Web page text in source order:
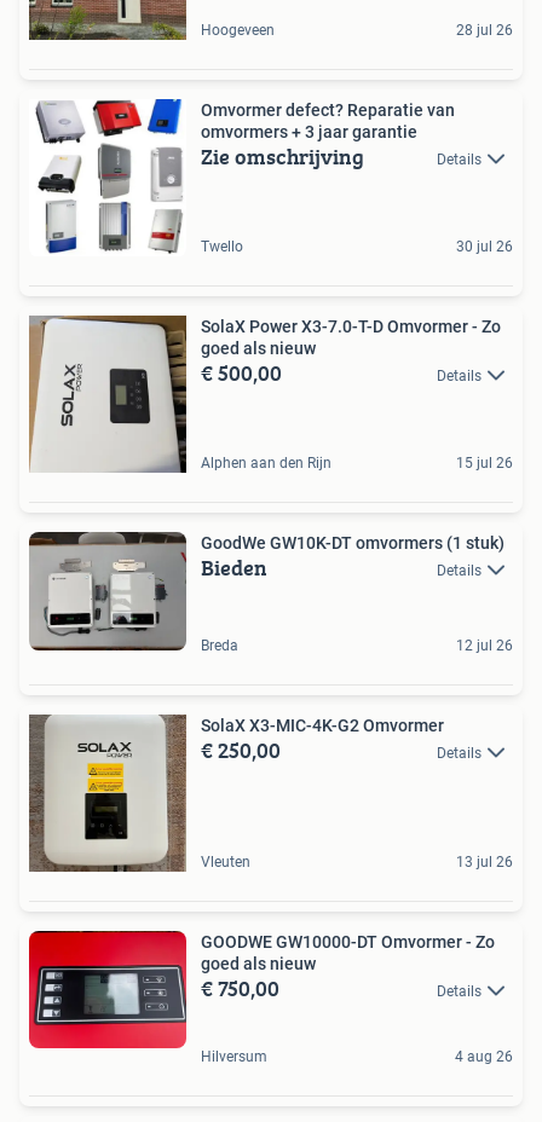
Hoogeveen 28 jul 26
Omvormer defect? Reparatie van
omvormers + 3 jaar garantie
Zie omschrijving Details
Twello 30 jul 26
SolaX Power X3-7.0-T-D Omvormer - Zo
goed als nieuw
€ 500,00 Details
Alphen aan den Rijn 15 jul 26
GoodWe GW10K-DT omvormers (1 stuk)
Bieden Details
Breda 12 jul 26
SolaX X3-MIC-4K-G2 Omvormer
€ 250,00 Details
Vleuten 13 jul 26
GOODWE GW10000-DT Omvormer - Zo
goed als nieuw
€ 750,00 Details
Hilversum 4 aug 26